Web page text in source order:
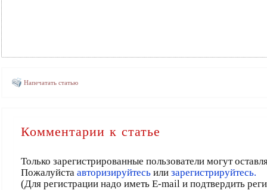
Напечатать статью
Комментарии к статье
Только зарегистрированные пользователи могут
Пожалуйста авторизируйтесьили зарегистрируйтесь.
(Для регистрации надо иметь E-mail и подтвердить